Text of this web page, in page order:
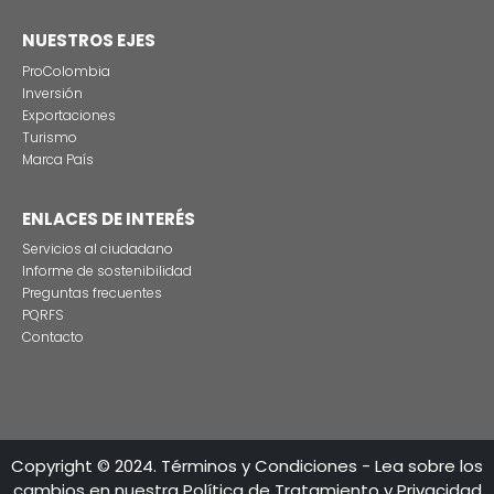
Estas son las tres grandes razones para rodar
producciones audiovisuales en Colombia